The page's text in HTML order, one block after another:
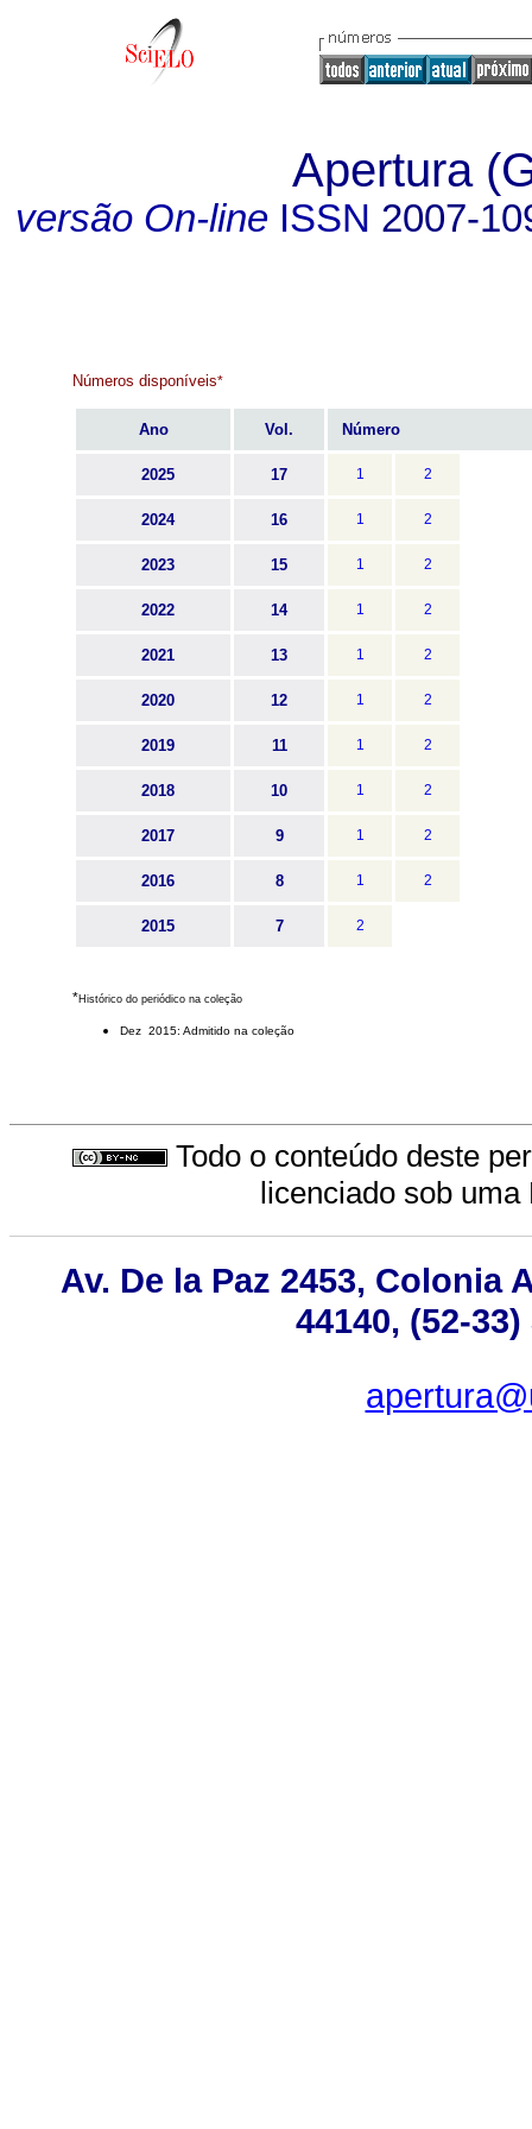
Apertura
versão On-line ISSN 2007-
Números disponíveis*
Ano Vol. Número
2025 17 1 2
2024 16 1 2
2023 15 1 2
2022 14 1 2
2021 13 1 2
2020 12 1 2
2019 11 1 2
2018 10 1 2
2017 9 1 2
2016 8 1 2
2015 7 2
*Histórico do periódico na coleção
Dez 2015: Admitido na coleção
Todo o conteúdo deste
licenciado sob uma
Av. De la Paz 2453, Colonia
44140, (52-